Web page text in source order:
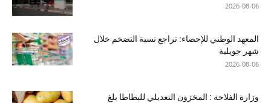
2026-08-06
المعهد الوطني للإحصاء: تراجع نسبة التضخم خلال
شهر جويلية
2026-08-06
وزارة الفلاحة : المخزون التعديلي للبطاطا بلغ